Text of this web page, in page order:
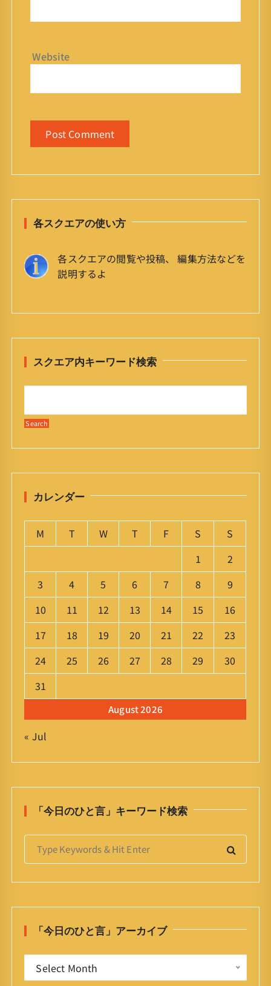
Website
各スクエアの使い方
各スクエアの閲覧や投稿、 編集方法などを
説明するよ
スクエア内キーワード検索
カレンダー
August 2026
M T W T F S
S
1
2
3
4 5 6 7 8
9
10
11 12 13 14 15
16
17
18 19 20 21 22
23
24
25 26 27 28 29
30
31
« Jul
「今日のひと言」キーワード検索
S
r
:
「今日のひと言」アーカイブ
Select Month